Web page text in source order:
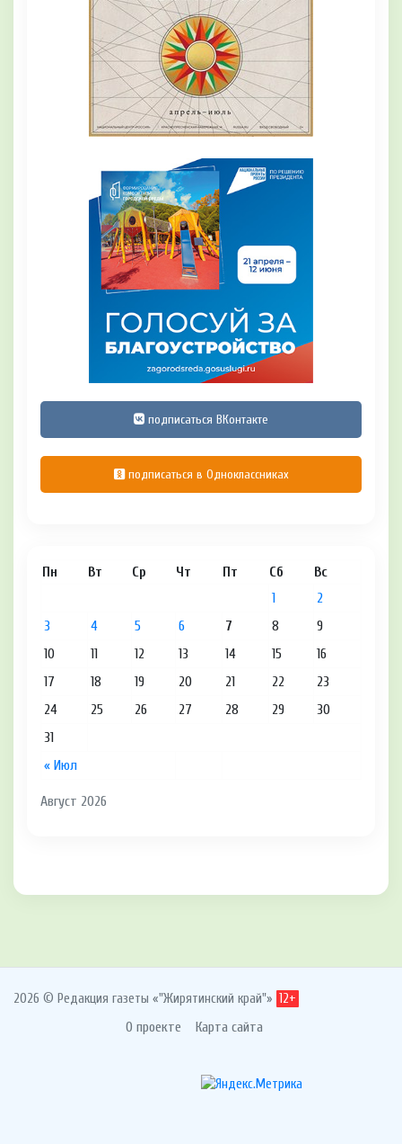
подписаться ВКонтакте
подписаться в Одноклассниках
Август 2026
Пн Вт Ср Чт Пт Сб Вс
« Июл
1
2
3
4 5 6 7 8
9
10
11 12 13 14 15
16
17
18 19 20 21 22
23
24
25 26 27 28 29
30
31
2026 © Редакция газеты «"Жирятинский край"» 12+
О проекте Карта сайта